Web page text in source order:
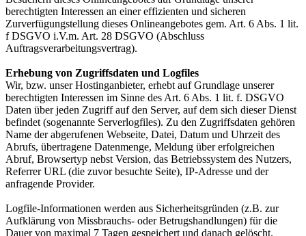
berechtigten Interessen an einer effizienten und sicheren
Zurverfügungstellung dieses Onlineangebotes gem. Art. 6 Abs. 1 lit.
f DSGVO i.V.m. Art. 28 DSGVO (Abschluss
Auftragsverarbeitungsvertrag).
Erhebung von Zugriffsdaten und Logfiles
Wir, bzw. unser Hostinganbieter, erhebt auf Grundlage unserer
berechtigten Interessen im Sinne des Art. 6 Abs. 1 lit. f. DSGVO
Daten über jeden Zugriff auf den Server, auf dem sich dieser Dienst
befindet (sogenannte Serverlogfiles). Zu den Zugriffsdaten gehören
Name der abgerufenen Webseite, Datei, Datum und Uhrzeit des
Abrufs, übertragene Datenmenge, Meldung über erfolgreichen
Abruf, Browsertyp nebst Version, das Betriebssystem des Nutzers,
Referrer URL (die zuvor besuchte Seite), IP-Adresse und der
anfragende Provider.
Logfile-Informationen werden aus Sicherheitsgründen (z.B. zur
Aufklärung von Missbrauchs- oder Betrugshandlungen) für die
Dauer von maximal 7 Tagen gespeichert und danach gelöscht.